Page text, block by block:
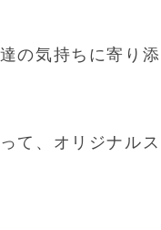
の気持ちに寄り
て、オリジナル